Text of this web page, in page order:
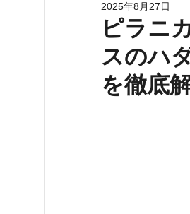
ピラニ
スのハ
を徹底
2025年8月27日